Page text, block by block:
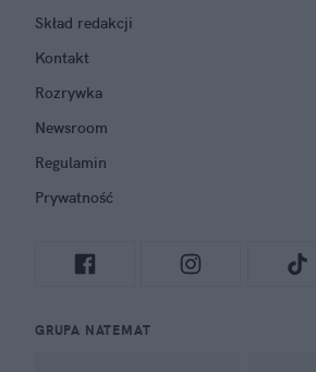
Skład redakcji
Kontakt
Rozrywka
Newsroom
Regulamin
Prywatność
GRUPA NATEMAT